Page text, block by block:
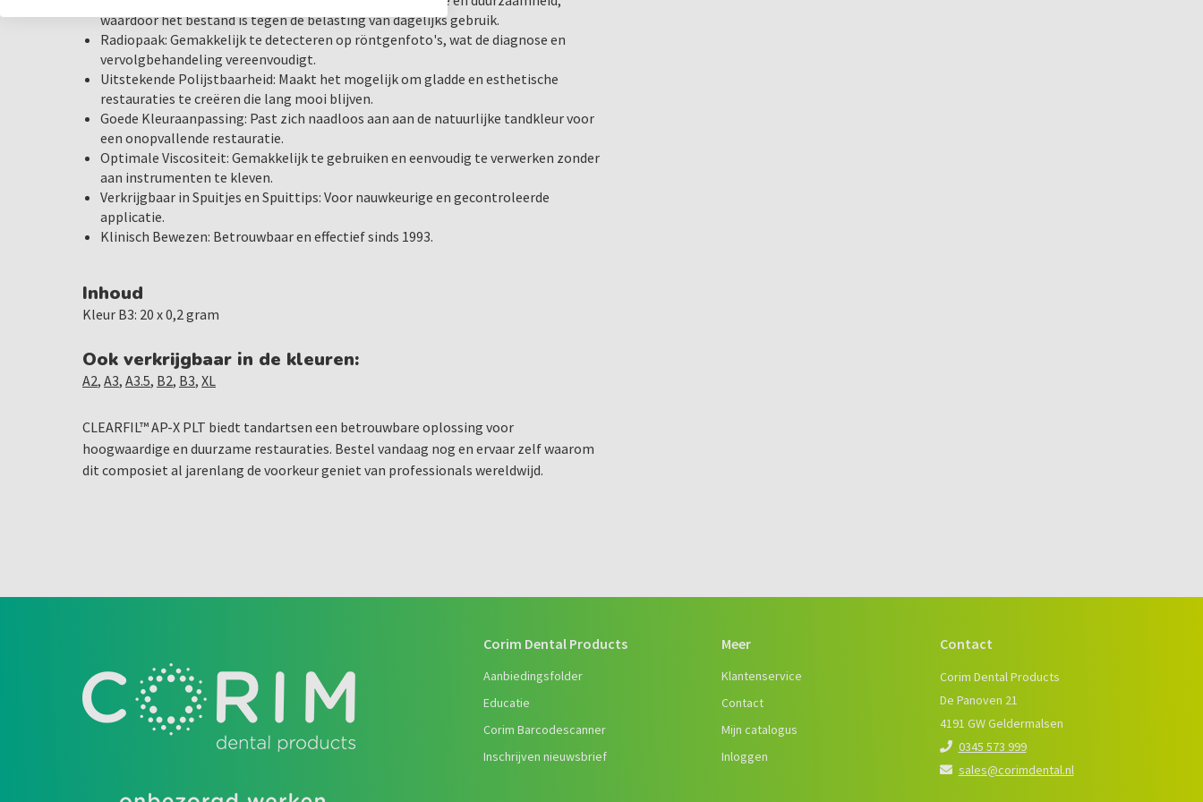
waardoor het bestand is tegen de belasting van dagelijks gebruik.
Radiopaak: Gemakkelijk te detecteren op röntgenfoto's, wat de diagnose en
vervolgbehandeling vereenvoudigt.
Uitstekende Polijstbaarheid: Maakt het mogelijk om gladde en esthetische
restauraties te creëren die lang mooi blijven.
Goede Kleuraanpassing: Past zich naadloos aan aan de natuurlijke tandkleur voor
een onopvallende restauratie.
Optimale Viscositeit: Gemakkelijk te gebruiken en eenvoudig te verwerken zonder
aan instrumenten te kleven.
Verkrijgbaar in Spuitjes en Spuittips: Voor nauwkeurige en gecontroleerde
applicatie.
Klinisch Bewezen: Betrouwbaar en effectief sinds 1993.
Inhoud
Kleur B3: 20 x 0,2 gram
Ook verkrijgbaar in de kleuren:
A2, A3, A3.5, B2, B3, XL
CLEARFIL™ AP-X PLT biedt tandartsen een betrouwbare oplossing voor
hoogwaardige en duurzame restauraties. Bestel vandaag nog en ervaar zelf waarom
dit composiet al jarenlang de voorkeur geniet van professionals wereldwijd.
Corim Dental Products
Aanbiedingsfolder
Educatie
Corim Barcodescanner
Inschrijven nieuwsbrief
Meer
Klantenservice
Contact
Mijn catalogus
Inloggen
Contact
Corim Dental Products
De Panoven 21
4191 GW Geldermalsen
0345 573 999
sales@corimdental.nl